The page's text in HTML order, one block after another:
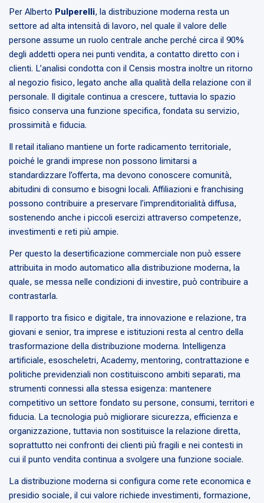
Per Alberto Pulperelli, la distribuzione moderna resta un
settore ad alta intensità di lavoro, nel quale il valore delle
persone assume un ruolo centrale anche perché circa il 90%
degli addetti opera nei punti vendita, a contatto diretto con i
clienti. L’analisi condotta con il Censis mostra inoltre un ritorno
al negozio fisico, legato anche alla qualità della relazione con il
personale. Il digitale continua a crescere, tuttavia lo spazio
fisico conserva una funzione specifica, fondata su servizio,
prossimità e fiducia.
Il retail italiano mantiene un forte radicamento territoriale,
poiché le grandi imprese non possono limitarsi a
standardizzare l’offerta, ma devono conoscere comunità,
abitudini di consumo e bisogni locali. Affiliazioni e franchising
possono contribuire a preservare l’imprenditorialità diffusa,
sostenendo anche i piccoli esercizi attraverso competenze,
investimenti e reti più ampie.
Per questo la desertificazione commerciale non può essere
attribuita in modo automatico alla distribuzione moderna, la
quale, se messa nelle condizioni di investire, può contribuire a
contrastarla.
Il rapporto tra fisico e digitale, tra innovazione e relazione, tra
giovani e senior, tra imprese e istituzioni resta al centro della
trasformazione della distribuzione moderna. Intelligenza
artificiale, esoscheletri, Academy, mentoring, contrattazione e
politiche previdenziali non costituiscono ambiti separati, ma
strumenti connessi alla stessa esigenza: mantenere
competitivo un settore fondato su persone, consumi, territori e
fiducia. La tecnologia può migliorare sicurezza, efficienza e
organizzazione, tuttavia non sostituisce la relazione diretta,
soprattutto nei confronti dei clienti più fragili e nei contesti in
cui il punto vendita continua a svolgere una funzione sociale.
La distribuzione moderna si configura come rete economica e
presidio sociale, il cui valore richiede investimenti, formazione,